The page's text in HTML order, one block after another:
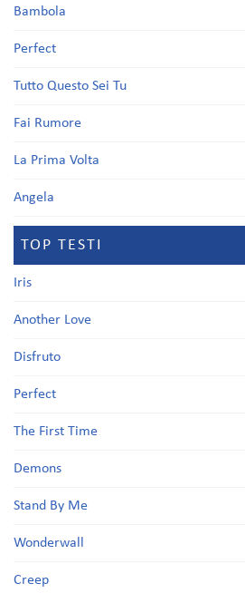
Bambola
Perfect
Tutto Questo Sei Tu
Fai Rumore
La Prima Volta
Angela
TOP TESTI
Iris
Another Love
Disfruto
Perfect
The First Time
Demons
Stand By Me
Wonderwall
Creep